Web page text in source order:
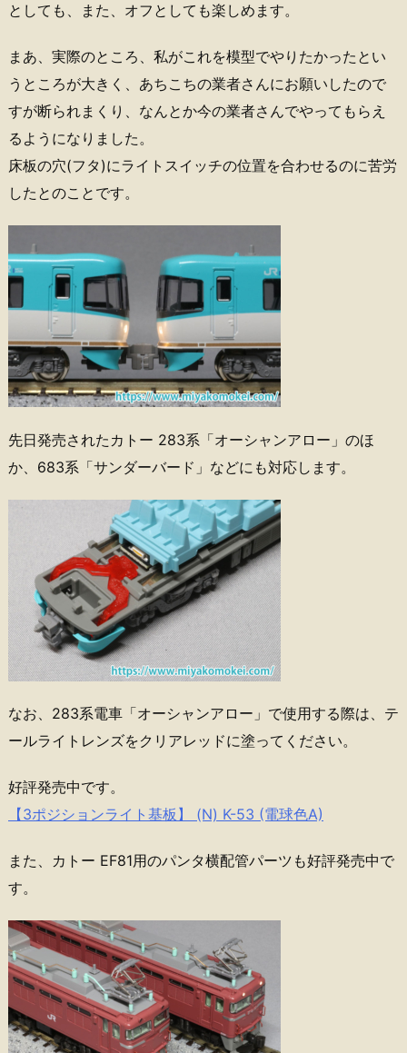
としても、また、オフとしても楽しめます。
まあ、実際のところ、私がこれを模型でやりたかったとい
うところが大きく、あちこちの業者さんにお願いしたので
すが断られまくり、なんとか今の業者さんでやってもらえ
るようになりました。
床板の穴(フタ)にライトスイッチの位置を合わせるのに苦労
したとのことです。
先日発売されたカトー 283系「オーシャンアロー」のほ
か、683系「サンダーバード」などにも対応します。
なお、283系電車「オーシャンアロー」で使用する際は、テ
ールライトレンズをクリアレッドに塗ってください。
好評発売中です。
【3ポジションライト基板】 (N) K-53 (電球色A)
また、カトー EF81用のパンタ横配管パーツも好評発売中で
す。